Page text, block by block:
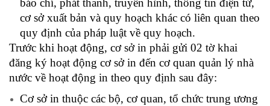
báo chí, phát thanh, truyền hình, thông tin điện tử,
cơ sở xuất bản và quy hoạch khác có liên quan theo
quy định của pháp luật về quy hoạch.
Trước khi hoạt động, cơ sở in phải gửi 02 tờ khai
đăng ký hoạt động cơ sở in đến cơ quan quản lý nhà
nước về hoạt động in theo quy định sau đây:
Cơ sở in thuộc các bộ, cơ quan, tổ chức trung ương